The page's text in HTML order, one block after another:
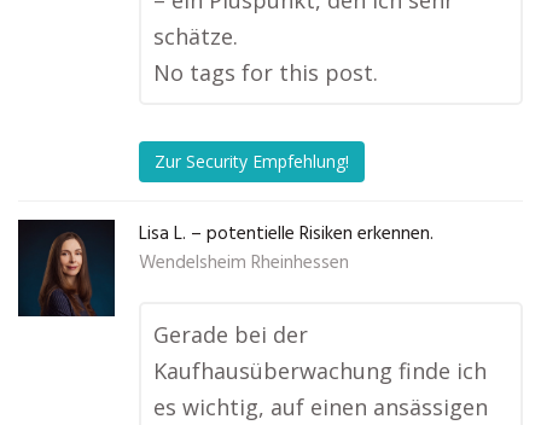
schätze.
No tags for this post.
Zur Security Empfehlung!
Lisa L. – potentielle Risiken erkennen.
Wendelsheim Rheinhessen
Gerade bei der
Kaufhausüberwachung finde ich
es wichtig, auf einen ansässigen